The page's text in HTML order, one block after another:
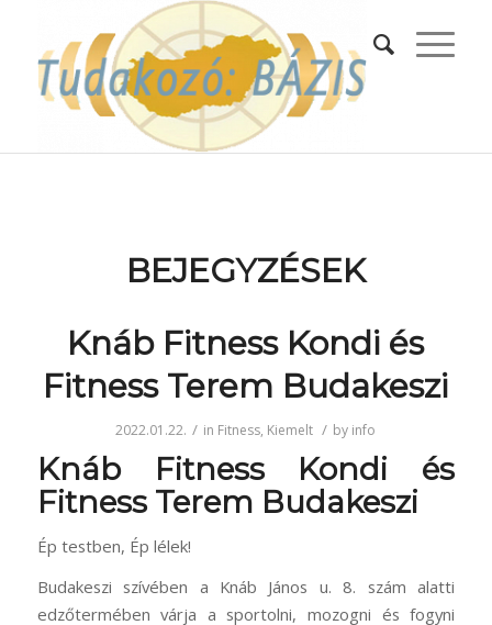
BEJEGYZÉSEK
Knáb Fitness Kondi és
Fitness Terem Budakeszi
2022.01.22. / in Fitness, Kiemelt / by info
Knáb Fitness Kondi és
Fitness Terem Budakeszi
Ép testben, Ép lélek!
Budakeszi szívében a Knáb János u. 8. szám alatti
edzőtermében várja a sportolni, mozogni és fogyni